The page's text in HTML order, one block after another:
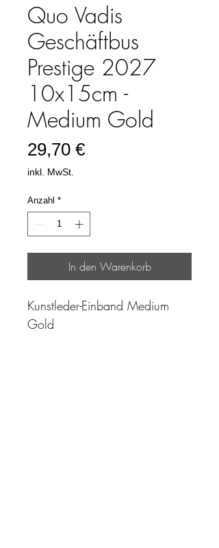
Quo Vadis
Geschäftbus
Prestige 2027
10x15cm -
Medium Gold
29,70 €Preis
inkl. MwSt.
Anzahl *
In den Warenkorb
Kunstleder-Einband Medium
Gold